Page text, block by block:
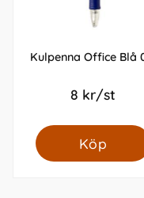
Kulpenna Office Blå
8 kr/st
Köp